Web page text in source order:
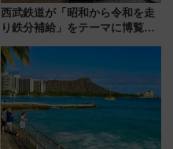
西武鉄道が「昭和から令和を走
り鉄分補給」をテーマに博覧会
14日から 新車両「トキイロ」体
験ブースも アクセスや申込方法
を解説